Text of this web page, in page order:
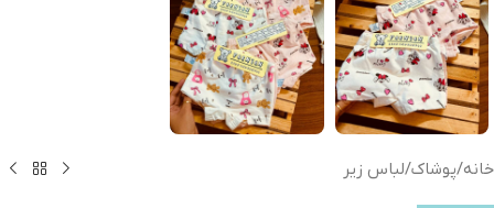
خانه/پوشاک/لباس زیر